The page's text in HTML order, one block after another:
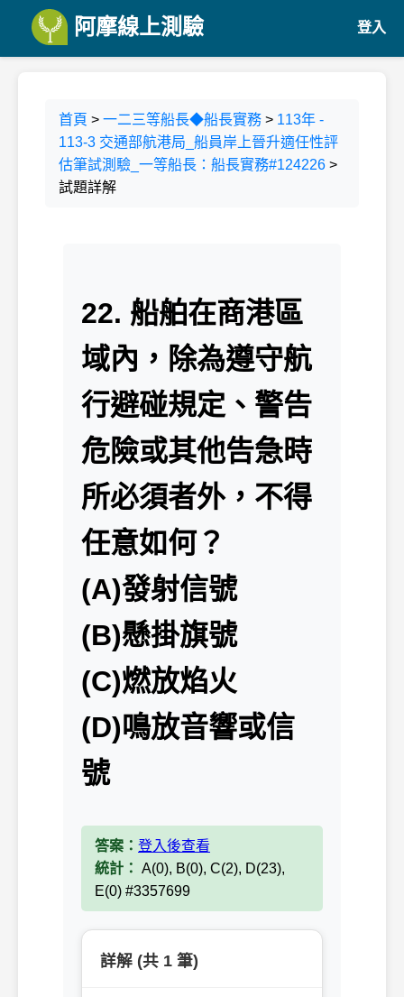
阿摩線上測驗 登入
首頁 > 一二三等船長◆船長實務 > 113年 -
113-3 交通部航港局_船員岸上晉升適任性評
估筆試測驗_一等船長：船長實務#124226 >
試題詳解
22. 船舶在商港區
域內，除為遵守航
行避碰規定、警告
危險或其他告急時
所必須者外，不得
任意如何？
(A)發射信號
(B)懸掛旗號
(C)燃放焰火
(D)鳴放音響或信
號
答案： 登入後查看
統計： A(0), B(0), C(2), D(23),
E(0) #3357699
詳解 (共 1 筆)